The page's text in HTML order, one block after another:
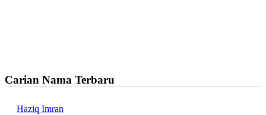
Carian Nama Terbaru
Haziq Imran